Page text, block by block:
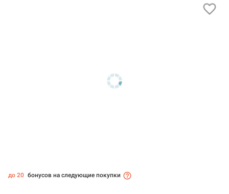
до 20 бонусов на следующие покупки